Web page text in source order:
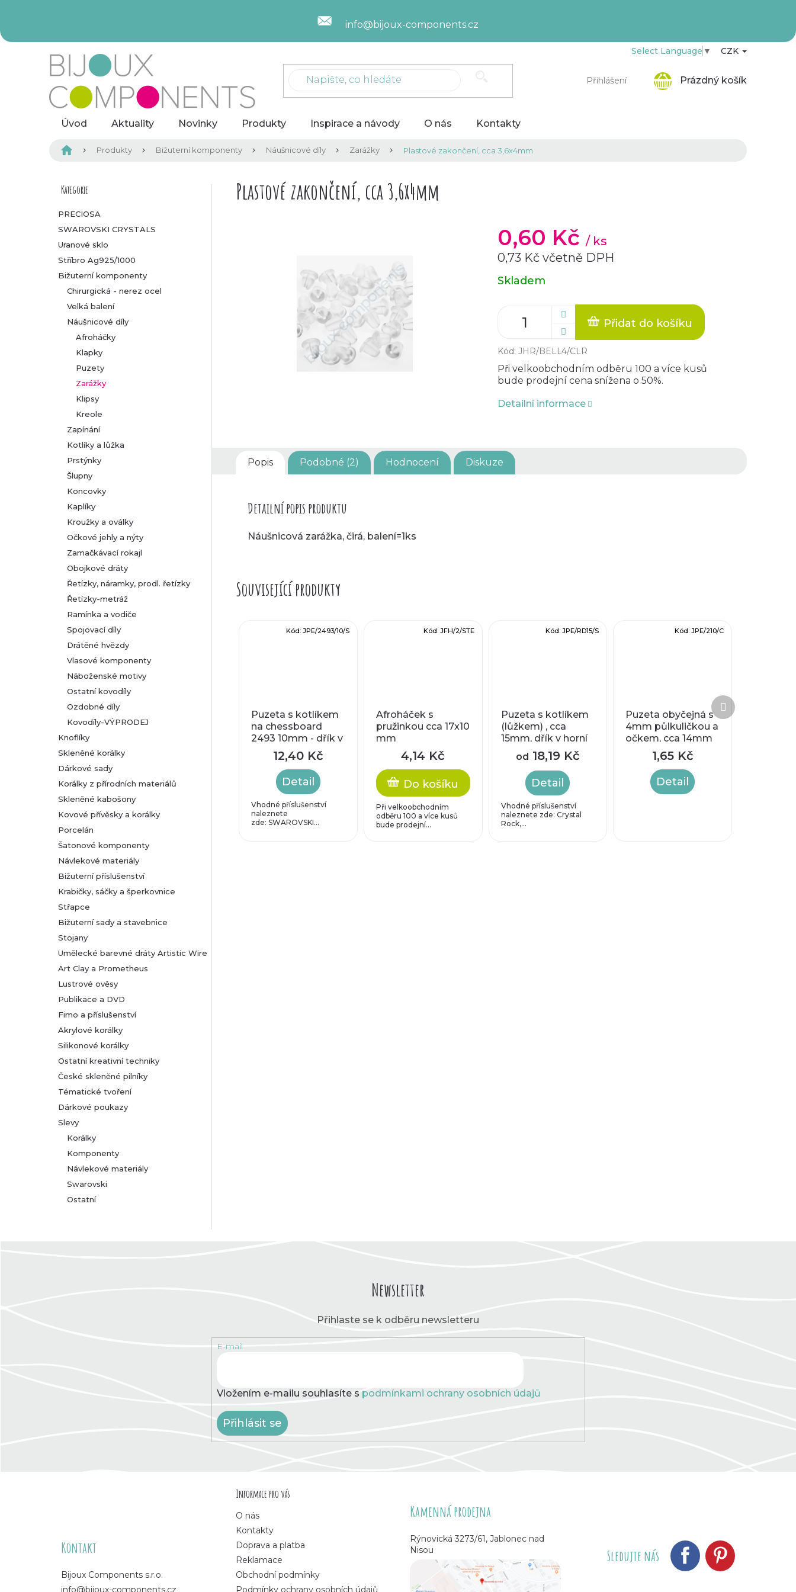
info@bijoux-components.cz
Přihlášení
Select Language ▼ CZK
Prázdný košík
Úvod Aktuality Novinky Produkty Inspirace a návody O nás Kontakty
Domů Produkty Bižuterní komponenty Náušnicové díly Zarážky Plastové zakončení, cca 3,6x4mm
P
o
s
t
n
Přeskočit
Kategorie
PRECIOSA
SWAROVSKI CRYSTALS
Uranové sklo
Stříbro Ag925/1000
Bižuterní komponenty
Chirurgická - nerez ocel
Velká balení
Náušnicové díly
Afroháčky
Klapky
Puzety
Zarážky
Klipsy
Kreole
Zapínání
Kotlíky a lůžka
Prstýnky
Šlupny
Koncovky
Kaplíky
Kroužky a oválky
Očkové jehly a nýty
Zamačkávací rokajl
Obojkové dráty
Řetízky, náramky, prodl. řetízky
Řetízky-metráž
Ramínka a vodiče
Spojovací díly
Drátěné hvězdy
Vlasové komponenty
Náboženské motivy
Ostatní kovodíly
Ozdobné díly
Kovodíly-VÝPRODEJ
Knoflíky
Skleněné korálky
Dárkové sady
Korálky z přírodních materiálů
Skleněné kabošony
Kovové přívěsky a korálky
Porcelán
Šatonové komponenty
Návlekové materiály
Bižuterní příslušenství
Krabičky, sáčky a šperkovnice
Střapce
Bižuterní sady a stavebnice
Stojany
Umělecké barevné dráty Artistic Wire
Art Clay a Prometheus
Lustrové ověsy
Publikace a DVD
Fimo a příslušenství
Akrylové korálky
Silikonové korálky
Ostatní kreativní techniky
České skleněné pilníky
Tématické tvoření
Dárkové poukazy
Slevy
Korálky
Komponenty
Návlekové materiály
Swarovski
Ostatní
Plastové zakončení, cca 3,6x4mm
0,60 Kč / ks
0,73 Kč včetně DPH
Měrná
cena:
Skladem
Přidat do košíku
Kód: JHR/BELL4/CLR
Při velkoobchodním odběru 100 a více kusů
bude prodejní cena snížena o 50%.
Detailní informace
Popis Podobné (2) Hodnocení Diskuze
Detailní popis produktu
Náušnicová zarážka, čirá, balení=1ks
Související produkty
Puzeta s kotlíkem
na chessboard
2493 10mm - dřík v
rohu, cca 11x11mm
12,40 Kč
Detail
Vhodné příslušenství
naleznete
zde: SWAROVSKI...
Kód: JPE/2493/10/S
Afroháček s
pružinkou cca 17x10
mm
4,14 Kč
Do košíku
Při velkoobchodním
odběru 100 a více kusů
bude prodejní...
Kód: JFH/2/STE
Puzeta s kotlíkem
(lůžkem) , cca
15mm, dřík v horní
od 18,19 Kč
Detail
Vhodné příslušenství
naleznete zde: Crystal
Rock,...
Kód:JPE/RD15/S
Puzeta obyčejná s
4mm půlkuličkou a
očkem, cca 14mm
1,65 Kč
Detail
Kód: JPE/210/C
Další
produkt
Newsletter
Přihlaste se k odběru newsletteru
E-mail
Vložením e-mailu souhlasíte s podmínkami ochrany osobních údajů
Přihlásit se
Kontakt
Bijoux Components s.r.o.
info@bijoux-components.cz
Informace pro vás
O nás
Kontakty
Doprava a platba
Reklamace
Obchodní podmínky
Podmínky ochrany osobních údajů
Kamenná prodejna
Rýnovická 3273/61, Jablonec nad
Nisou
Sledujte nás